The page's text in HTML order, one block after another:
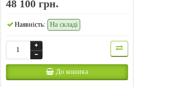
48 100 грн.
Наявність: На складі
До кошика